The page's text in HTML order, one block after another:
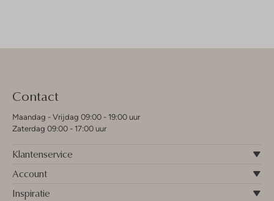
Contact
Maandag - Vrijdag 09:00 - 19:00 uur
Zaterdag 09:00 - 17:00 uur
Klantenservice
Account
Inspiratie